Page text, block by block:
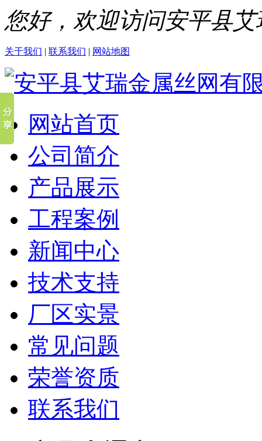
您好，欢迎访问安平县
关于我们 | 联系我们 | 网站地图
网站首页
公司简介
产品展示
工程案例
新闻中心
技术支持
厂区实景
常见问题
荣誉资质
联系我们